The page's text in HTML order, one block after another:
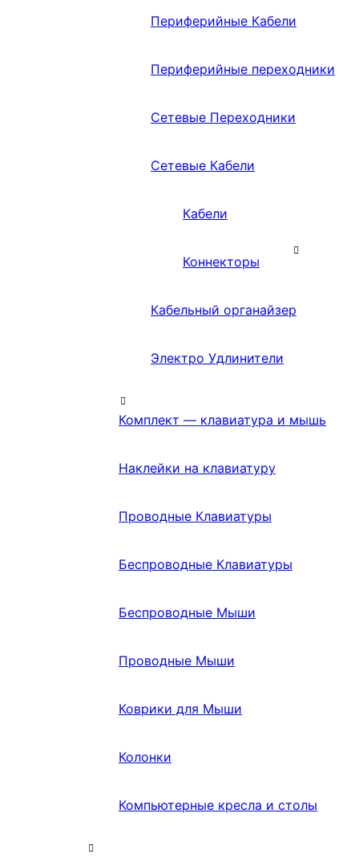
Периферийные Кабели
Периферийные переходники
Сетевые Переходники
Сетевые Кабели
Кабели
Коннекторы
Кабельный органайзер
Электро Удлинители
Комплект — клавиатура и мышь
Наклейки на клавиатуру
Проводные Клавиатуры
Беспроводные Клавиатуры
Беспроводные Мыши
Проводные Мыши
Коврики для Мыши
Колонки
Компьютерные кресла и столы